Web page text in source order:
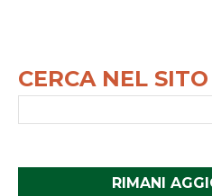
CERCA NEL SITO
RIMANI